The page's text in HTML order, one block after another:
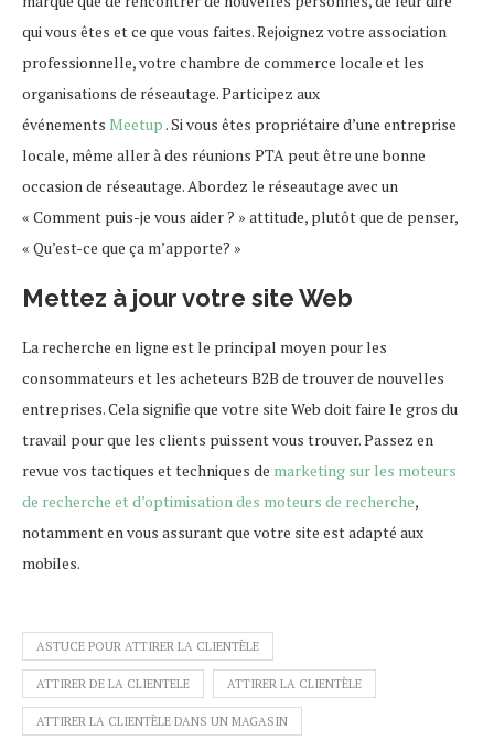
qui vous êtes et ce que vous faites. Rejoignez votre association
professionnelle, votre chambre de commerce locale et les
organisations de réseautage. Participez aux
événements Meetup . Si vous êtes propriétaire d’une entreprise
locale, même aller à des réunions PTA peut être une bonne
occasion de réseautage. Abordez le réseautage avec un
« Comment puis-je vous aider ? » attitude, plutôt que de penser,
« Qu’est-ce que ça m’apporte? »
Mettez à jour votre site Web
La recherche en ligne est le principal moyen pour les
consommateurs et les acheteurs B2B de trouver de nouvelles
entreprises. Cela signifie que votre site Web doit faire le gros du
travail pour que les clients puissent vous trouver. Passez en
revue vos tactiques et techniques de marketing sur les moteurs
de recherche et d’optimisation des moteurs de recherche,
notamment en vous assurant que votre site est adapté aux
mobiles.
ASTUCE POUR ATTIRER LA CLIENTÈLE
ATTIRER DE LA CLIENTELE ATTIRER LA CLIENTÈLE
ATTIRER LA CLIENTÈLE DANS UN MAGASIN